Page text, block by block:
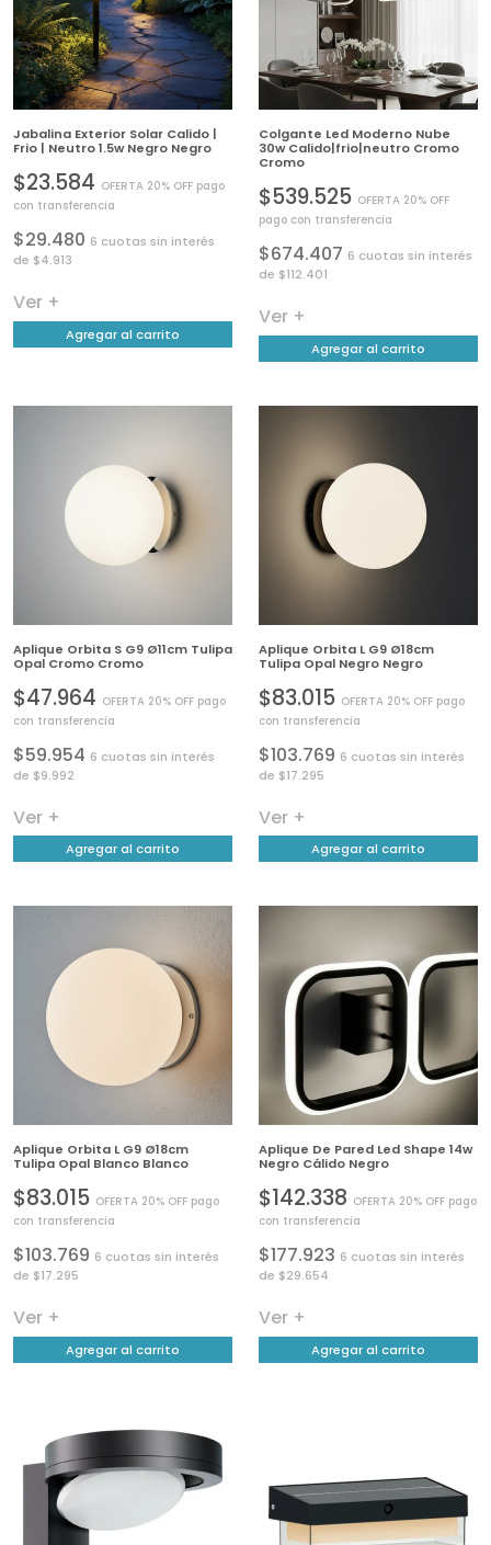
Jabalina Exterior Solar Calido |
Frio | Neutro 1.5w Negro Negro
$23.584 OFERTA 20% OFF pago
con transferencia
$29.480 6 cuotas sin interés
de $4.913
Ver +
Agregar al carrito
Colgante Led Moderno Nube
30w Calido|frio|neutro Cromo
Cromo
$539.525 OFERTA 20% OFF
pago con transferencia
$674.407 6 cuotas sin interés
de $112.401
Ver +
Agregar al carrito
Aplique Orbita S G9 Ø11cm Tulipa
Opal Cromo Cromo
$47.964 OFERTA 20% OFF pago
con transferencia
$59.954 6 cuotas sin interés
de $9.992
Ver +
Agregar al carrito
Aplique Orbita L G9 Ø18cm
Tulipa Opal Negro Negro
$83.015 OFERTA 20% OFF pago
con transferencia
$103.769 6 cuotas sin interés
de $17.295
Ver +
Agregar al carrito
Aplique Orbita L G9 Ø18cm
Tulipa Opal Blanco Blanco
$83.015 OFERTA 20% OFF pago
con transferencia
$103.769 6 cuotas sin interés
de $17.295
Ver +
Agregar al carrito
Aplique De Pared Led Shape 14w
Negro Cálido Negro
$142.338 OFERTA 20% OFF pago
con transferencia
$177.923 6 cuotas sin interés
de $29.654
Ver +
Agregar al carrito